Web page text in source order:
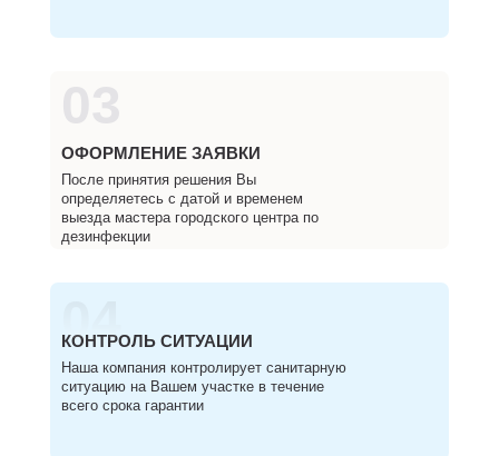
ОФОРМЛЕНИЕ ЗАЯВКИ
После принятия решения Вы
определяетесь с датой и временем
выезда мастера городского центра по
дезинфекции
04
КОНТРОЛЬ СИТУАЦИИ
Наша компания контролирует санитарную
ситуацию на Вашем участке в течение
всего срока гарантии